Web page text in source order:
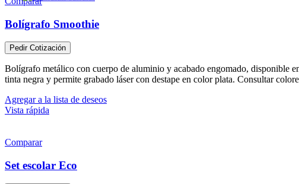
Bolígrafo Smoothie
Pedir Cotización
Bolígrafo metálico con cuerpo de aluminio y acabado engomado, disponible
tinta negra y permite grabado láser con destape en color plata. Consultar
Agregar a la lista de deseos
Vista rápida
Comparar
Set escolar Eco